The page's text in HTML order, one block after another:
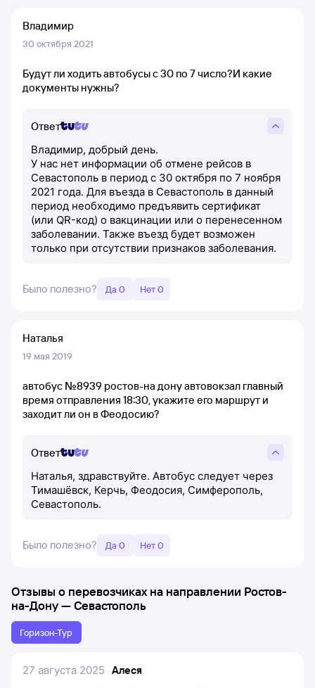
Владимир
30 октября 2021
Будут ли ходить автобусы с 30 по 7 число?И какие
документы нужны?
Ответ
Владимир, добрый день.
У нас нет информации об отмене рейсов в
Севастополь в период с 30 октября по 7 ноября
2021 года. Для въезда в Севастополь в данный
период необходимо предъявить сертификат
(или QR-код) о вакцинации или о перенесенном
заболевании. Также въезд будет возможен
только при отсутствии признаков заболевания.
Было полезно? Да 0 Нет 0
Наталья
19 мая 2019
автобус №8939 ростов-на дону автовокзал главный
время отправления 18:30, укажите его маршрут и
заходит ли он в Феодосию?
Ответ
Наталья, здравствуйте. Автобус следует через
Тимашёвск, Керчь, Феодосия, Симферополь,
Севастополь.
Было полезно? Да 0 Нет 0
Отзывы о перевозчиках на направлении Ростов-
на-Дону—Севастополь
Горизон-Тур
27 августа 2025 Алеся